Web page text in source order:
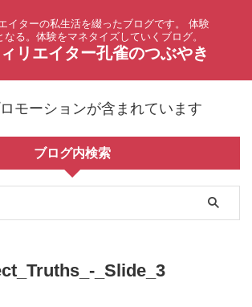
イターの私生活を綴ったブログです。 体験
なる。体験をマネタイズしていくブログ。
リエイター孔雀のつぶやき
モーションが含まれています
ブログ内検索
_Slide_3